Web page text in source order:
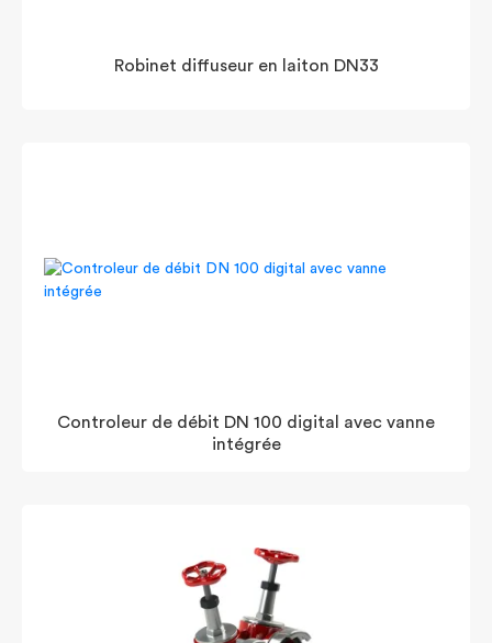
Robinet diffuseur en laiton DN33
Controleur de débit DN 100 digital avec vanne
intégrée